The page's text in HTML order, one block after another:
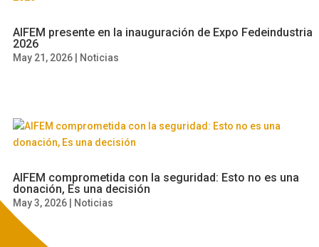
AIFEM presente en la inauguración de Expo Fedeindustria
2026
May 21, 2026 Noticias
AIFEM comprometida con la seguridad: Esto no es una
donación, Es una decisión
May 3, 2026 Noticias